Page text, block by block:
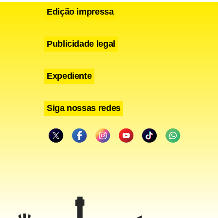
mais
Edição impressa
Publicidade legal
Expediente
Siga nossas redes